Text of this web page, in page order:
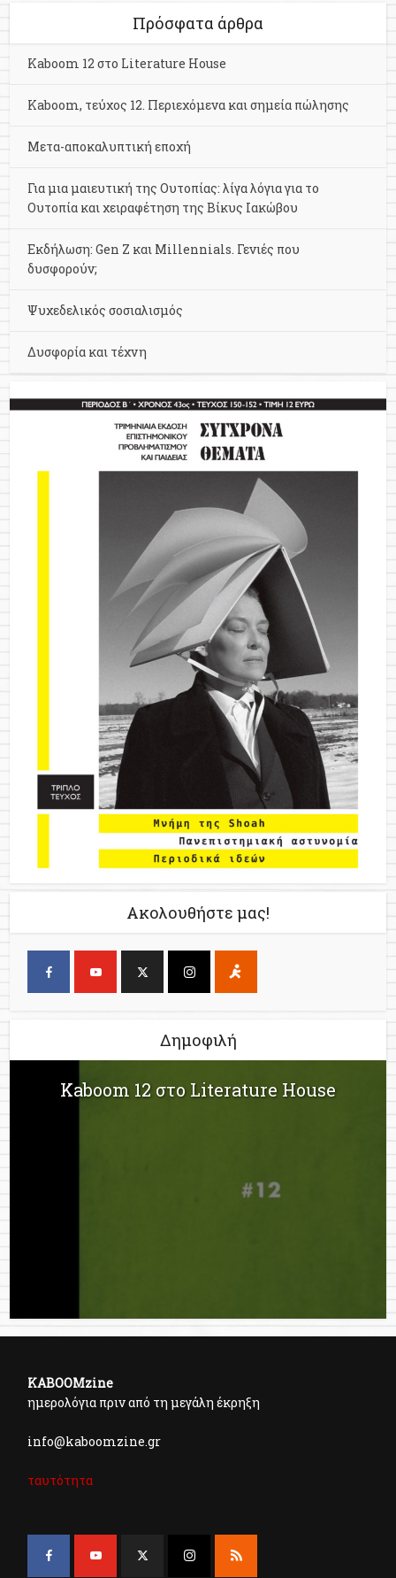
Πρόσφατα άρθρα
Kaboom 12 στο Literature House
Kaboom, τεύχος 12. Περιεχόμενα και σημεία πώλησης
Μετα-αποκαλυπτική εποχή
Για μια μαιευτική της Ουτοπίας: λίγα λόγια για το
Ουτοπία και χειραφέτηση της Βίκυς Ιακώβου
Εκδήλωση: Gen Z και Millennials. Γενιές που
δυσφορούν;
Ψυχεδελικός σοσιαλισμός
Δυσφορία και τέχνη
Ακολουθήστε μας!
Δημοφιλή
Kaboom 12 στο Literature House
KABOOMzine
ημερολόγια πριν από τη μεγάλη έκρηξη
info@kaboomzine.gr
ταυτότητα